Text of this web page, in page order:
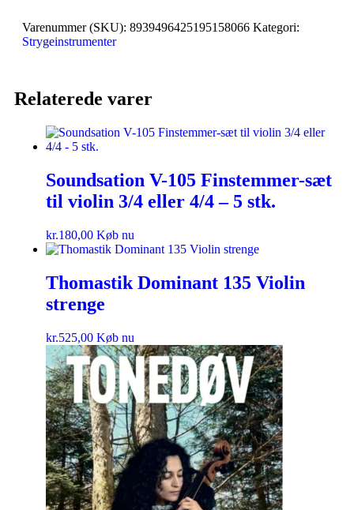
Varenummer (SKU): 8939496425195158066 Kategori:
Strygeinstrumenter
Relaterede varer
Soundsation V-105 Finstemmer-sæt
til violin 3/4 eller 4/4 – 5 stk.
kr.180,00 Køb nu
Thomastik Dominant 135 Violin
strenge
kr.525,00 Køb nu